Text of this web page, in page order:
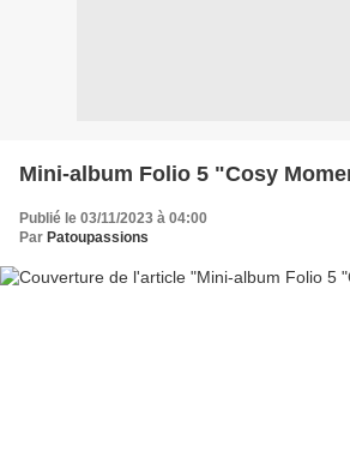
Mini-album Folio 5 "Cosy
Publié le 03/11/2023 à 04:00
Par Patoupassions